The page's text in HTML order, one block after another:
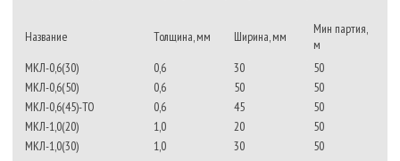
Название Толщина, мм Ширина, мм
Мин партия,
м
МКЛ-0,6(30)
0,6 30
50
МКЛ-0,6(50)
0,6 50
50
МКЛ-0,6(45)-ТО
0,6 45
50
МКЛ-1,0(20)
1,0 20
50
МКЛ-1,0(30)
1,0 30
50